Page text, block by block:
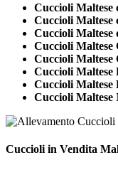
Cuccioli Maltese
Cuccioli Maltese
Cuccioli Maltese
Cuccioli Maltese
Cuccioli Maltese
Cuccioli Maltese
Cuccioli Maltese
Cuccioli Maltese
Cuccioli in Vendita